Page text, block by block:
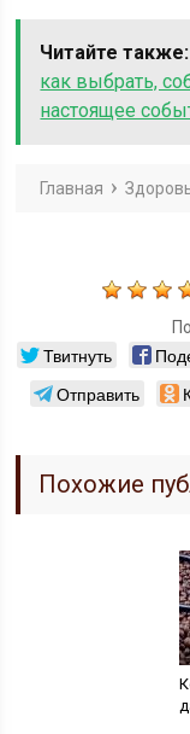
Читайте также:
как выбрать,
настоящее
Главная
Твитнуть
Отправить
Похожие